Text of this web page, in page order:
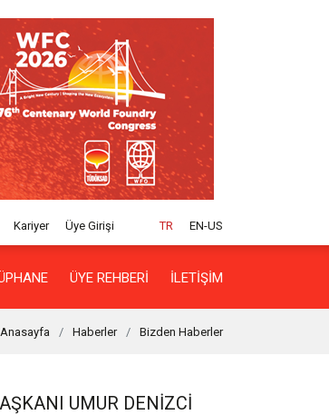
TR EN-US
Kariyer Üye Girişi
ÜYE REHBERI İLETIŞIM
Anasayfa Haberler Bizden Haberler
UMUR DENIZCI